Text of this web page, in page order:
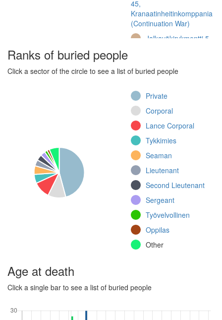
45,
Kranaatinheitinkomppania
(Continuation War)
Jalkaväkirykmentti 5
(Continuation War)
2 (Winter War)
Linnake 29
(Continuation War)
Jalkaväkirykmentti
45, 3. komppania
(Continuation War)
Jalkaväkirykmentti
45, 5. komppania
(Continuation War)
2. rannikkoprikaati, II
(Continuation War)
Other
Ranks of buried people
Click a sector of the circle to see a list of buried people
Private
Corporal
Lance Corporal
Tykkimies
Seaman
Lieutenant
Second Lieutenant
Sergeant
Työvelvollinen
Oppilas
Other
Age at death
Click a single bar to see a list of buried people